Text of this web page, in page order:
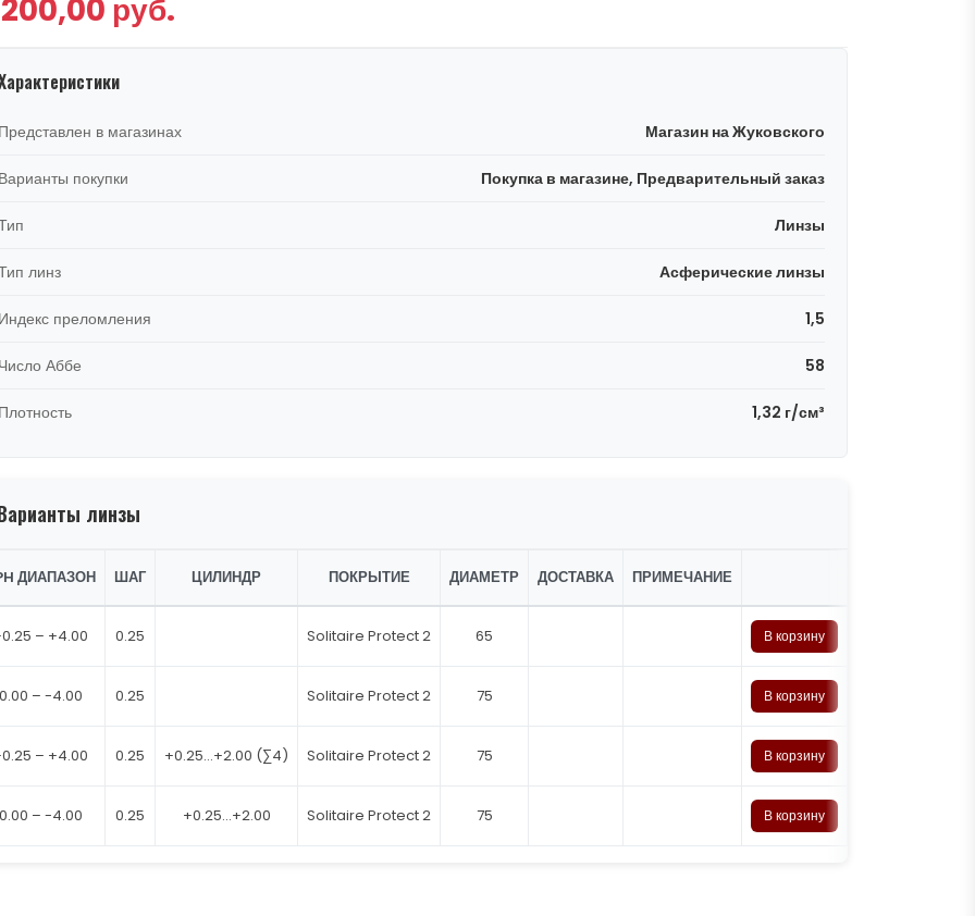
руб.
в магазинах Магазин на Жуковского
покупки Покупка в магазине, Предварительный заказ
Линзы
линз Асферические линзы
преломления 1,5
Аббе 58
1,32 г/см³
линзы
ДИАПАЗОН ШАГ ЦИЛИНДР ПОКРЫТИЕ ДИАМЕТР ДОСТАВКА ПРИМЕЧАНИЕ
– +4.00 0.25 Solitaire Protect 2 65 В корзину
– -4.00 0.25 Solitaire Protect 2 75 В корзину
– +4.00 0.25 +0.25…+2.00 (∑4) Solitaire Protect 2 75 В корзину
– -4.00 0.25 +0.25…+2.00 Solitaire Protect 2 75 В корзину